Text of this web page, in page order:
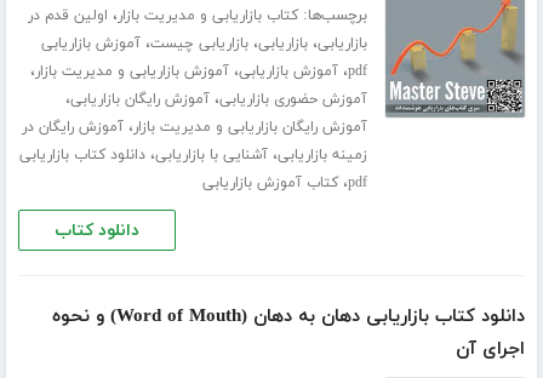
برچسب‌ها:کتاب بازاریابی و مدیریت بازار، اولین قدم در
بازاریابی،بازاریابی،بازاریابی چیست،آموزش بازاریابی
pdf،آموزش بازاریابی،آموزش بازاریابی و مدیریت بازار،
آموزش حضوری بازاریابی،آموزش رایگان بازاریابی،
آموزش رایگان بازاریابی و مدیریت بازار،آموزش رایگان در
زمینه بازاریابی،آشنایی با بازاریابی،دانلود کتاب بازاریابی
pdf،کتاب آموزش بازاریابی
دانلود کتاب
دانلود کتاب بازاریابی دهان به دهان (Word of Mouth) و نحوه
اجرای آن